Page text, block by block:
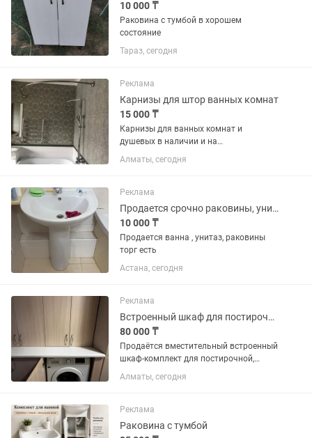
10 000 ₸
Раковина с тумбой в хорошем
состояние
Тараз, сегодня
Реклама
Карнизы для штор ванных комнат
15 000 ₸
Карнизы для ванных комнат и
душевых в наличии и на
заказ,изготовления из качественной
нержавеющей стали.Без провисания и
рынке,гарантия 3 года.Доставки и
установки...
Алматы, сегодня
Реклама
Продается срочно раковины, унитаз, тв стенка, шкаф на прихожку
10 000 ₸
Продается ванна , унитаз, раковины
торг есть
Астана, сегодня
Реклама
Встроенный шкаф для постирочной под стиральную машину
80 000 ₸
Продаётся вместительный встроенный
шкаф-комплект для постирочной,
изготовленный на заказ. В комплект
входят верхние и нижние шкафы с
стандартную стиральную машину...
Алматы, сегодня
Реклама
Раковина с тумбой